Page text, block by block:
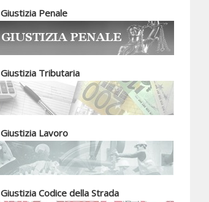
Giustizia Penale
Giustizia Tributaria
Giustizia Lavoro
Giustizia Codice della Strada